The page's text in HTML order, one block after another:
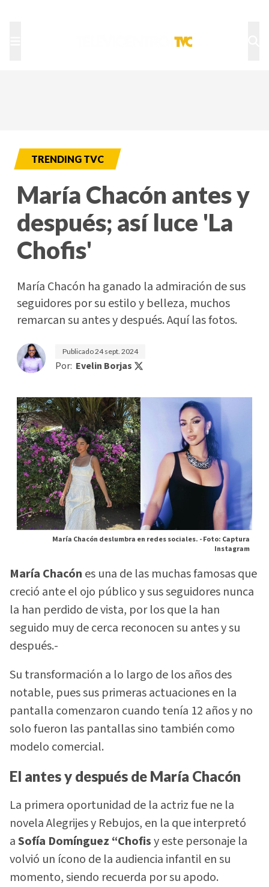
TRENDING TVC
María Chacón antes y
después; así luce 'La
Chofis'
María Chacón ha ganado la admiración de sus
seguidores por su estilo y belleza, muchos
remarcan su antes y después. Aquí las fotos.
Publicado24 sept. 2024
Por: Evelin Borjas
María Chacón deslumbra en redes sociales. -Foto: Captura
Instagram
María Chacón es una de las muchas famosas que
creció ante el ojo público y sus seguidores nunca
la han perdido de vista, por los que la han
seguido muy de cerca reconocen su antes y su
después.-
Su transformación a lo largo de los años des
notable, pues sus primeras actuaciones en la
pantalla comenzaron cuando tenía 12 años y no
solo fueron las pantallas sino también como
modelo comercial.
El antes y después de María Chacón
La primera oportunidad de la actriz fue ne la
novela Alegrijes y Rebujos, en la que interpretó
aSofía Domínguez “Chofisy este personaje la
volvió un ícono de la audiencia infantil en su
momento, siendo recuerda por su apodo.